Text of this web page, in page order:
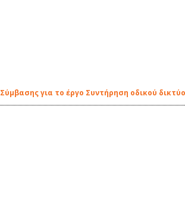
για το έργο Συντήρηση οδικού